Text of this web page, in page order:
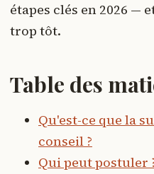
étapes clés en 2026 —
trop tôt.
Table des
Qu'est-ce que la
conseil ?
Qui peut postuler